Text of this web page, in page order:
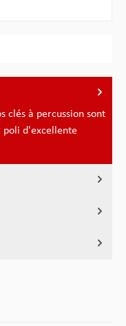
clés à percussion sont
poli d'excellente